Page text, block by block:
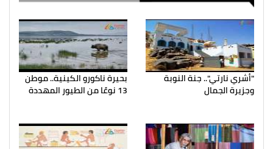
"أشري نارتي".. جنة النوبة
وجزيرة الجمال
بحيرة ناكورو الكينية.. موطن
13 نوعًا من الطيور المهددة